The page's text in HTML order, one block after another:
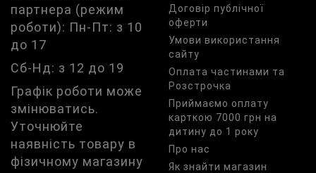
партнера (режим
роботи): Пн-Пт: з 10
до 17
Сб-Нд: з 12 до 19
Графік роботи може
змінюватись.
Уточнюйте
наявність товару в
фізичному магазину
Договір публічної
оферти
Умови використання
сайту
Оплата частинами та
Розстрочка
Приймаємо оплату
карткою 7000 грн на
дитину до 1 року
Про нас
Як знайти магазин